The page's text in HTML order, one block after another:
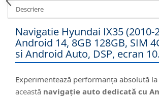
Descriere
Navigatie Hyundai IX35 (2010-
Android 14, 8GB 128GB, SIM
si Android Auto, DSP, ecran
Experimentează performanța absolută
această navigație auto dedicată cu